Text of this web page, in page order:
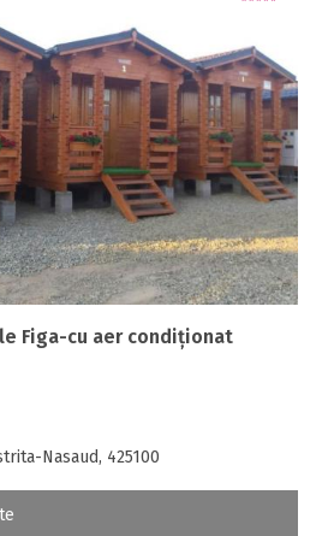
Figa-cu aer condiționat
Nasaud, 425100